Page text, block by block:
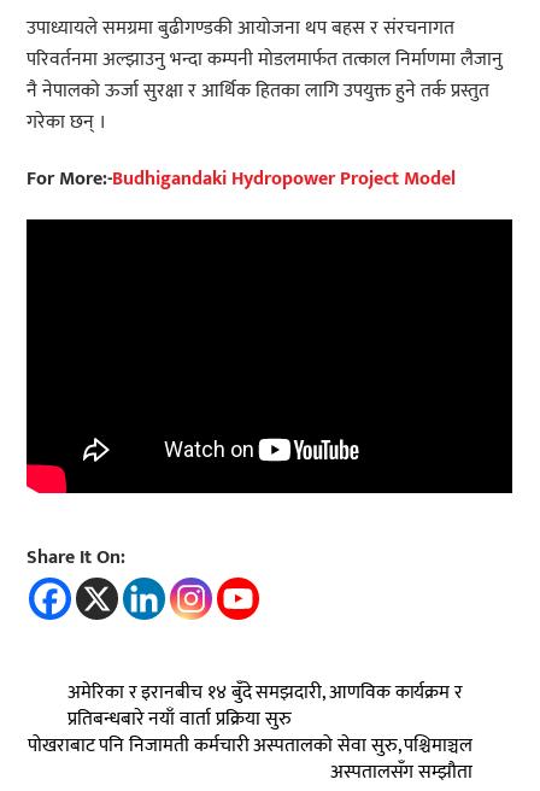
उपाध्यायले समग्रमा बुढीगण्डकी आयोजना थप बहस र संरचनागत
परिवर्तनमा अल्झाउनु भन्दा कम्पनी मोडलमार्फत तत्काल निर्माणमा लैजानु
नै नेपालको ऊर्जा सुरक्षा र आर्थिक हितका लागि उपयुक्त हुने तर्क प्रस्तुत
गरेका छन् ।
For More:-Budhigandaki Hydropower Project Model
Share It On:
अमेरिका र इरानबीच १४ बुँदे समझदारी, आणविक कार्यक्रम र
प्रतिबन्धबारे नयाँ वार्ता प्रक्रिया सुरु
पोखराबाट पनि निजामती कर्मचारी अस्पतालको सेवा सुरु, पश्चिमाञ्चल
अस्पतालसँग सम्झौता